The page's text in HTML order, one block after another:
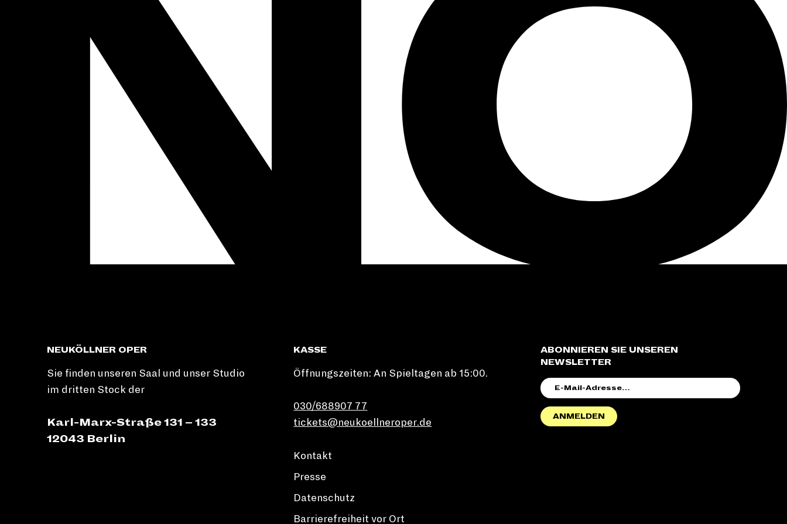
NEUKÖLLNER OPER
Sie finden unseren Saal und unser Studio
im dritten Stock der
Karl-Marx-Straße 131 – 133
12043 Berlin
KASSE
Öffnungszeiten: An Spieltagen ab 15:00.
030/688907 77
tickets@neukoellneroper.de
ABONNIEREN SIE UNSEREN
NEWSLETTER
MAIL-
ANMELDEN
Kontakt
Presse
Datenschutz
Barrierefreiheit vor Ort